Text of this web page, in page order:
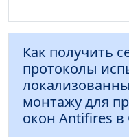
Как получить
протоколы
монтажу для
окон Antifires в